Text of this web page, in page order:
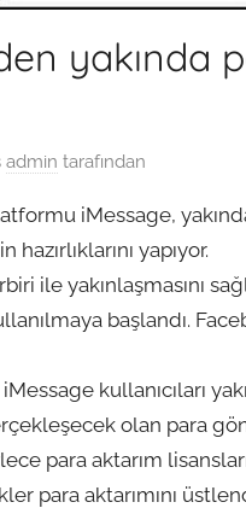
yakında
admin tarafından
iMessage,
yapıyor.
ile yakınlaşmasını
başlandı.
kullanıcıları
olan para
para aktarım
para aktarımını